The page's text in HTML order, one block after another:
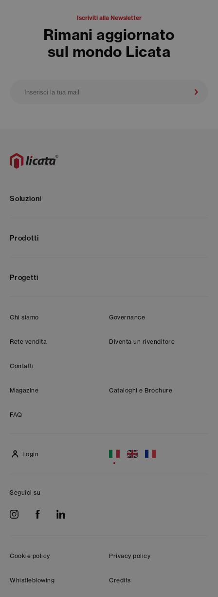
Iscriviti alla Newsletter
Rimani aggiornato
sul mondo Licata
Soluzioni
Prodotti
Progetti
Chi siamo Governance
Rete vendita Diventa un rivenditore
Contatti
Magazine Cataloghi e Brochure
FAQ
Login
Seguici su
Cookie policy Privacy policy
Whistleblowing Credits